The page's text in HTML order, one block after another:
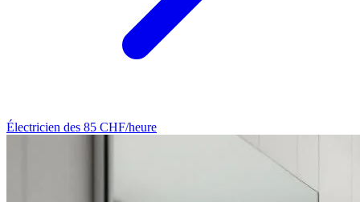
Électricien des 85 CHF/heure